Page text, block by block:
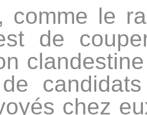
comme le
de
chez